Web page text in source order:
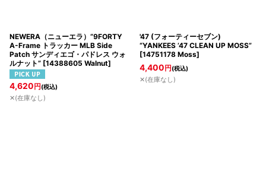
NEWERA（ニューエラ）“9FORTY
A-Frame トラッカー MLB Side
Patch サンディエゴ・パドレス ウォ
ルナット” [14388605 Walnut]
4,620円(税込)
✕(在庫なし)
'47 (フォーティーセブン)
“YANKEES ’47 CLEAN UP MOSS”
[14751178 Moss]
4,400円(税込)
✕(在庫なし)